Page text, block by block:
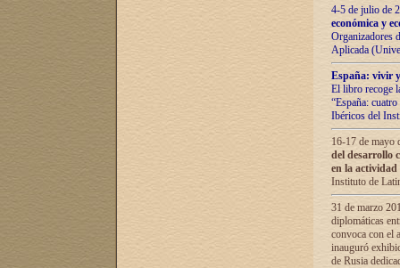
4-5 de julio de
económica y
Organizadores
Aplicada
España: vivir
El libro recoge
“España:
Ibéricos del
16-17 de mayo
del desarrollo
en la
Instituto de
31 de marzo
diplomáticas
convoca con el
inauguró
de Rusia